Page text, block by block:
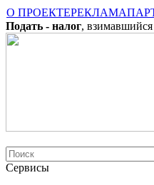
О ПРОЕКТЕРЕКЛАМА
Подать - налог,
Сервисы